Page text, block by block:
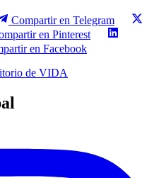
Compartir en Telegram
en Pinterest
en Facebook
de VIDA